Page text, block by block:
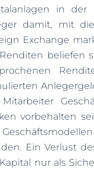
in
damit, mit
Exchange
beliefen
vorbehalten
Ein Verlust
nur als